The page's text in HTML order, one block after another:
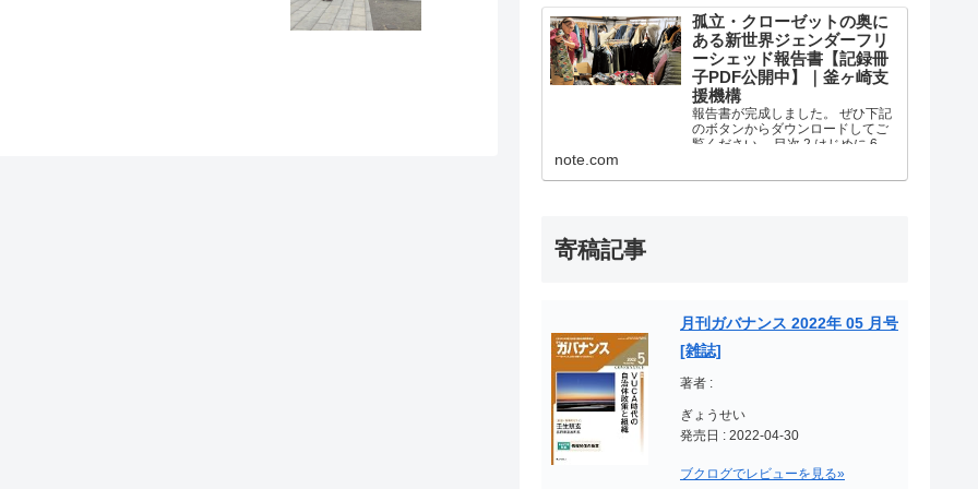
社会参加バージョンアップ！ヨ
ル・ベース事業の報告書が完成し
ました。 ぜひ下記のボタンからダ
ウンロードしてご覧ください。 ヨ
ル・ベース.pdf 1.7...
孤立・クローゼットの奥に
ある新世界ジェンダーフリ
ーシェッド報告書【記録冊
子PDF公開中】｜釜ヶ崎支
援機構
報告書が完成しました。 ぜひ下記
のボタンからダウンロードしてご
覧ください。 目次 2 はじめに 6 ぬ
note.com
寄稿記事
月刊ガバナンス 2022年 05 月号
[雑誌]
著者 :
ぎょうせい
発売日 : 2022-04-30
ブクログでレビューを見る»